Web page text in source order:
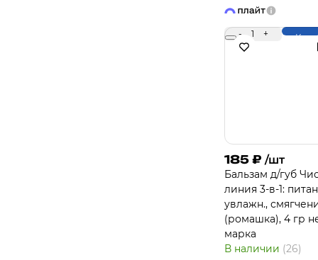
- 1 +
185 ₽ /шт
Бальзам д/губ
линия 3-в-1:
увлажн.,
(ромашка), 4 гр
марка
В наличии (26)